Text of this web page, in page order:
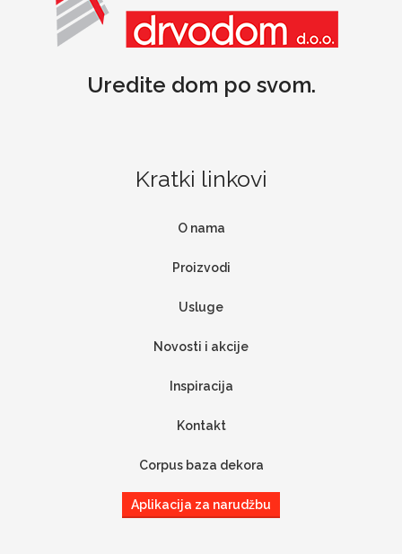
Uredite dom po svom.
Kratki linkovi
O nama
Proizvodi
Usluge
Novosti i akcije
Inspiracija
Kontakt
Corpus baza dekora
Aplikacija za narudžbu